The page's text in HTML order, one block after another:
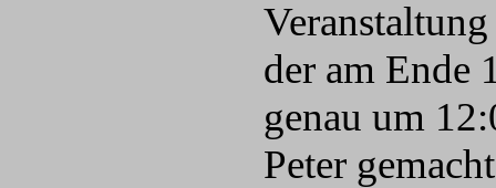
der am Ende
genau um
Peter